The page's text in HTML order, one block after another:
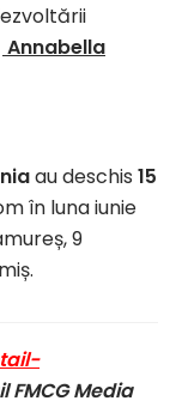
Annabella
au deschis 15
în luna iunie
9
FMCG Media